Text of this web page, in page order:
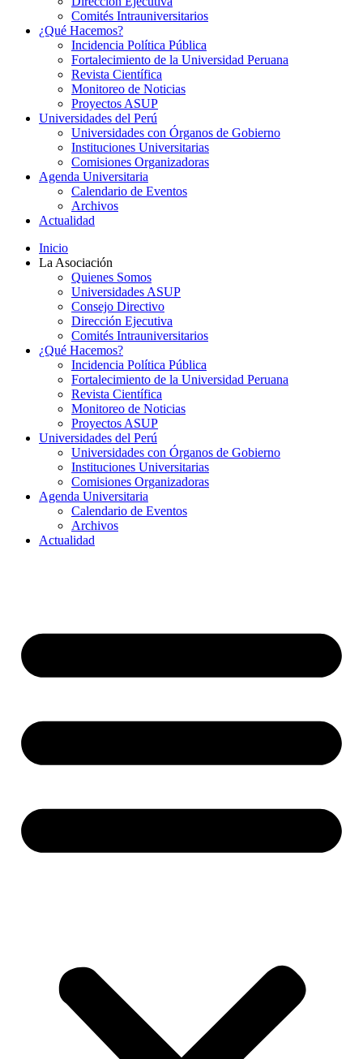
Comités Intrauniversitarios
¿Qué Hacemos?
Incidencia Política Pública
Fortalecimiento de la Universidad Peruana
Revista Científica
Monitoreo de Noticias
Proyectos ASUP
Universidades del Perú
Universidades con Órganos de Gobierno
Instituciones Universitarias
Comisiones Organizadoras
Agenda Universitaria
Calendario de Eventos
Archivos
Actualidad
Inicio
La Asociación
Quienes Somos
Universidades ASUP
Consejo Directivo
Dirección Ejecutiva
Comités Intrauniversitarios
¿Qué Hacemos?
Incidencia Política Pública
Fortalecimiento de la Universidad Peruana
Revista Científica
Monitoreo de Noticias
Proyectos ASUP
Universidades del Perú
Universidades con Órganos de Gobierno
Instituciones Universitarias
Comisiones Organizadoras
Agenda Universitaria
Calendario de Eventos
Archivos
Actualidad